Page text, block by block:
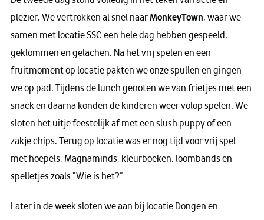
plezier. We vertrokken al snel naarMonkeyTown, waar we
samen met locatie SSC een hele dag hebben gespeeld,
geklommen en gelachen. Na het vrij spelen en een
fruitmoment op locatie pakten we onze spullen en gingen
we op pad. Tijdens de lunch genoten we van frietjes met een
snack en daarna konden de kinderen weer volop spelen. We
sloten het uitje feestelijk af met een slush puppy of een
zakje chips. Terug op locatie was er nog tijd voor vrij spel
met hoepels, Magnaminds, kleurboeken, loombands en
spelletjes zoals “Wie is het?”
Later in de week sloten we aan bij locatie Dongen en